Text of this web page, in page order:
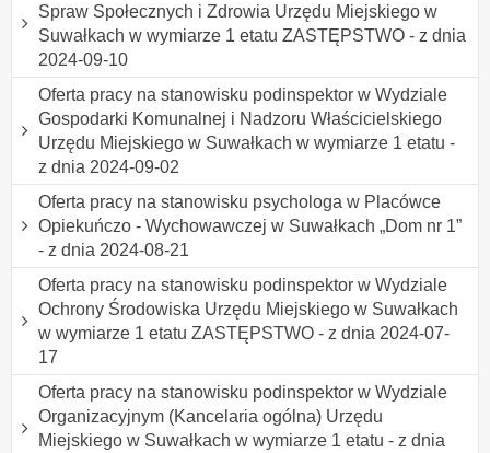
Spraw Społecznych i Zdrowia Urzędu Miejskiego w
Suwałkach w wymiarze 1 etatu ZASTĘPSTWO - z dnia
2024-09-10
Oferta pracy na stanowisku podinspektor w Wydziale
Gospodarki Komunalnej i Nadzoru Właścicielskiego
Urzędu Miejskiego w Suwałkach w wymiarze 1 etatu -
z dnia 2024-09-02
Oferta pracy na stanowisku psychologa w Placówce
Opiekuńczo - Wychowawczej w Suwałkach „Dom nr 1”
- z dnia 2024-08-21
Oferta pracy na stanowisku podinspektor w Wydziale
Ochrony Środowiska Urzędu Miejskiego w Suwałkach
w wymiarze 1 etatu ZASTĘPSTWO - z dnia 2024-07-
17
Oferta pracy na stanowisku podinspektor w Wydziale
Organizacyjnym (Kancelaria ogólna) Urzędu
Miejskiego w Suwałkach w wymiarze 1 etatu - z dnia